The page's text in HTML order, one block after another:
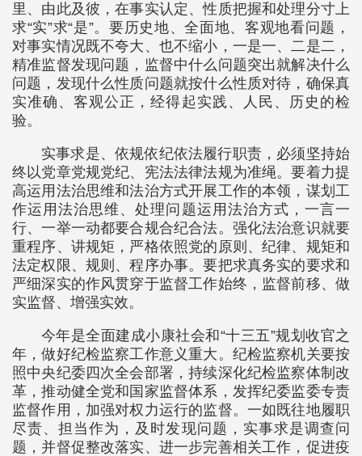
里、由此及彼，在事实认定、性质把握和处理分寸上
求“实”求“是”。要历史地、全面地、客观地看问题，
对事实情况既不夸大、也不缩小，一是一、二是二，
精准监督发现问题，监督中什么问题突出就解决什么
问题，发现什么性质问题就按什么性质对待，确保真
实准确、客观公正，经得起实践、人民、历史的检
验。
实事求是、依规依纪依法履行职责，必须坚持始
终以党章党规党纪、宪法法律法规为准绳。要着力提
高运用法治思维和法治方式开展工作的本领，谋划工
作运用法治思维、处理问题运用法治方式，一言一
行、一举一动都要合规合纪合法。强化法治意识就要
重程序、讲规矩，严格依照党的原则、纪律、规矩和
法定权限、规则、程序办事。要把求真务实的要求和
严细深实的作风贯穿于监督工作始终，监督前移、做
实监督、增强实效。
今年是全面建成小康社会和“十三五”规划收官之
年，做好纪检监察工作意义重大。纪检监察机关要按
照中央纪委四次全会部署，持续深化纪检监察体制改
革，推动健全党和国家监督体系，发挥纪委监委专责
监督作用，加强对权力运行的监督。一如既往地履职
尽责、担当作为，及时发现问题，实事求是调查问
题，并督促整改落实、进一步完善相关工作，促进疫